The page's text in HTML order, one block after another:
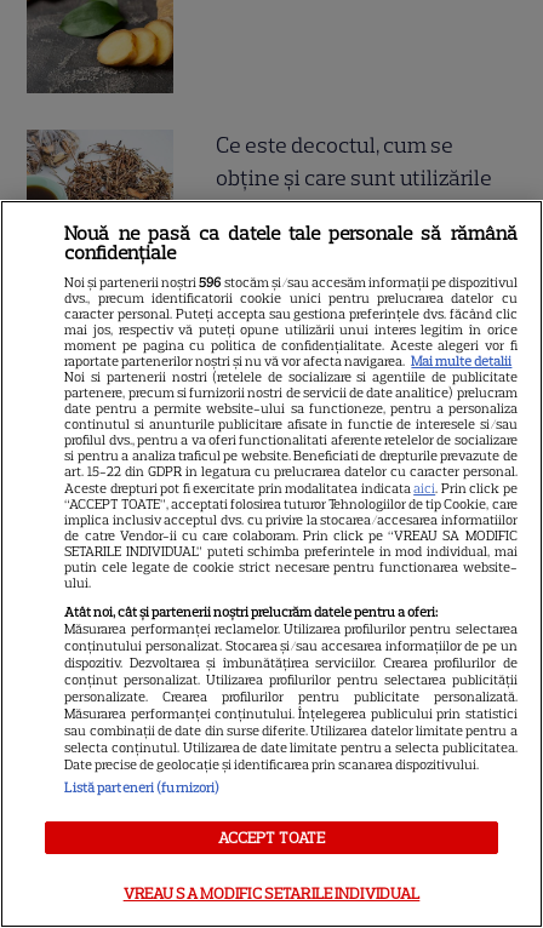
Ce este decoctul, cum se
obţine şi care sunt utilizările
acestuia
ALTE ARTICOLE
INTERESANTE
11
VEDETE STRĂINE
aventura animată inspirată
dintr-un bestseller The New
York Times, ajunge în
cinematografe pe 7 august
NETFLIX
Robert De Niro, „Nosferatu” și
Banks” și „Un veac de
Nouă ne pasă ca datele tale personale să rămână
confidențiale
Noi și partenerii noștri596 stocăm și/sau accesăm informații pe dispozitivul
dvs., precum identificatorii cookie unici pentru prelucrarea datelor cu
caracter personal. Puteți accepta sau gestiona preferințele dvs. făcând clic
mai jos, respectiv vă puteți opune utilizării unui interes legitim în orice
moment pe pagina cu politica de confidențialitate. Aceste alegeri vor fi
raportate partenerilor noștri și nu vă vor afecta navigarea. Mai multe detalii
Noi si partenerii nostri (retelele de socializare si agentiile de publicitate
partenere, precum si furnizorii nostri de servicii de date analitice) prelucram
date pentru a permite website-ului sa functioneze, pentru a personaliza
continutul si anunturile publicitare afisate in functie de interesele si/sau
profilul dvs., pentru a va oferi functionalitati aferente retelelor de socializare
si pentru a analiza traficul pe website. Beneficiati de drepturile prevazute de
art. 15-22 din GDPR in legatura cu prelucrarea datelor cu caracter personal.
Aceste drepturi pot fi exercitate prin modalitatea indicataaici. Prin click pe
“ACCEPT TOATE”, acceptati folosirea tuturor Tehnologiilor de tip Cookie, care
implica inclusiv acceptul dvs. cu privire la stocarea/accesarea informatiilor
de catre Vendor-ii cu care colaboram. Prin click pe “VREAU SA MODIFIC
SETARILE INDIVIDUAL” puteti schimba preferintele in mod individual, mai
putin cele legate de cookie strict necesare pentru functionarea website-
ului.
Atât noi, cât și partenerii noștri prelucrăm datele pentru a oferi:
Măsurarea performanței reclamelor. Utilizarea profilurilor pentru selectarea
conținutului personalizat. Stocarea și/sau accesarea informațiilor de pe un
dispozitiv. Dezvoltarea și îmbunătățirea serviciilor. Crearea profilurilor de
conținut personalizat. Utilizarea profilurilor pentru selectarea publicității
personalizate. Crearea profilurilor pentru publicitate personalizată.
Măsurarea performanței conținutului. Înțelegerea publicului prin statistici
sau combinații de date din surse diferite. Utilizarea datelor limitate pentru a
selecta conținutul. Utilizarea de date limitate pentru a selecta publicitatea.
Date precise de geolocație și identificarea prin scanarea dispozitivului.
Listă parteneri (furnizori)
ACCEPT TOATE
VREAU SA MODIFIC SETARILE INDIVIDUAL